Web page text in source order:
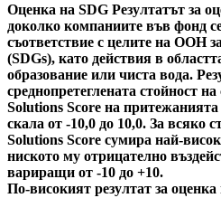
Оценка на SDG Резултатът за
доколко компаниите във фонд
съответствие с целите на ООН
(SDGs), като действия в
образование или чиста вода.
среднопретеглената стойност
Solutions Score на
скала от -10,0 до 10,0. За всяко
Solutions Score сумира най-
ниското му отрицателно
вариращи от -10 до +10.
По-високият резултат за